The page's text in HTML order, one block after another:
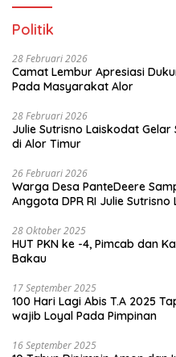
Politik
28 Februari 2026
Camat Lembur Apresiasi
Pada Masyarakat Alor
28 Februari 2026
Julie Sutrisno Laiskodat Gelar
di Alor Timur
26 Februari 2026
Warga Desa PanteDeere
Anggota DPR RI Julie
28 Oktober 2025
HUT PKN ke -4, Pimcab dan Kader Gelar Bansos, Tanam
Bakau
17 September 2025
100 Hari Lagi Abis T.A 2025 Tapi Progres
wajib Loyal Pada Pimpinan
16 September 2025